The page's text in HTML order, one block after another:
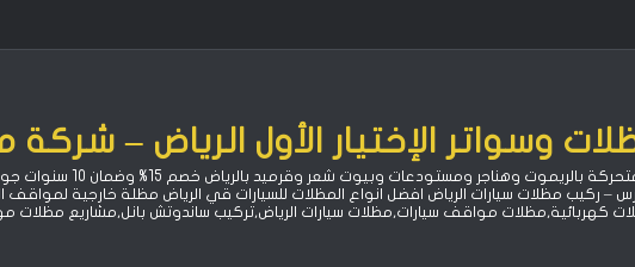
وسواتر الإختيار الأول الرياض –
– ركيب مظلات سيارات الرياض افضل انواع المظلات للسيارات قي الرياض مظلة خارجية
كهربائية,مظلات مواقف سيارات,مظلات سيارات الرياض,تركيب ساندوتش بانل,مشاريع